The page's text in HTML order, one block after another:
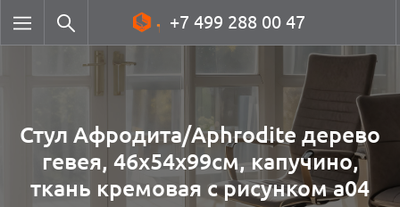
+7 499 288 00 47
Стул Афродита/Aphrodite дерево
гевея, 46х54х99см, капучино,
ткань кремовая с рисунком а04